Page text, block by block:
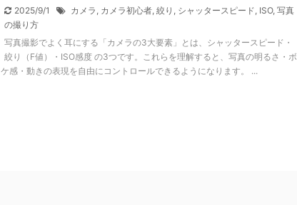
2025/9/1 カメラ , カメラ初心者, 絞り , シャッタースピード, ISO, 写真
の撮り方
写真撮影でよく耳にする「カメラの3大要素」とは、シャッタースピード・
絞り（F値）・ISO感度 の3つです。これらを理解すると、写真の明るさ・ボ
ケ感・動きの表現を自由にコントロールできるようになります。 ...